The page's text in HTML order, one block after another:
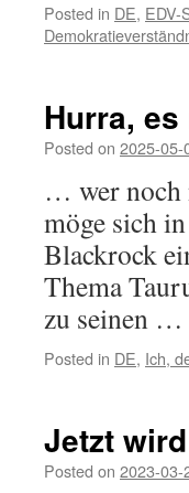
Posted in DE, EDV-
Hurra,
Posted on 2025-05-
… wer noch
möge sich
Blackrock
Thema
zu seinen …
Posted in DE, Ich,
Jetzt
Posted on 2023-03-